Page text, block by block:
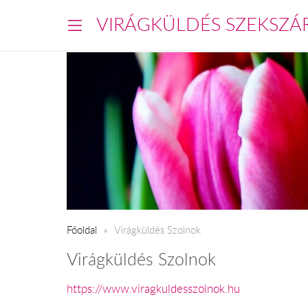
VIRÁGKÜLDÉS
Főoldal Virágküldés Szolnok
Virágküldés Szolnok
https://www.viragkuldesszolnok.hu